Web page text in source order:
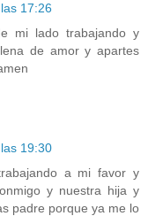
17:26
mi lado trabajando y
de amor y apartes
19:30
a mi favor y
y nuestra hija y
padre porque ya me lo